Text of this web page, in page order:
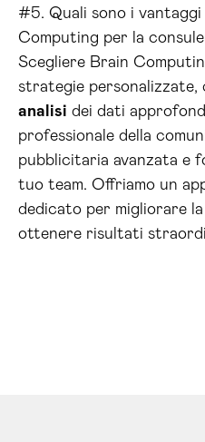
#5. Quali sono i
Computing per la
Scegliere Brain
strategie
analisi dei dati
professionale della
pubblicitaria avanzata e
tuo team. Offriamo un
dedicato per migliorare
ottenere risultati